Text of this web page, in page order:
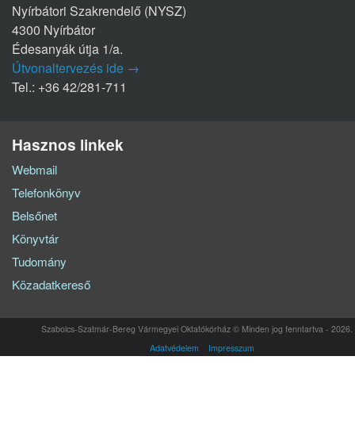
Nyírbátori Szakrendelő (NYSZ)
4300 Nyírbátor
Édesanyák útja 1/a.
Útvonaltervezés ide →
Tel.: +36 42/281-711
Hasznos linkek
Webmail
Telefonkönyv
Belsőnet
Könyvtár
Tudomány
Közadatkereső
Szabolcs-Szatmár-Bereg Vármegyei Oktatókórház © Minden jog fenntartva - 2026.
Adatvédelem
Impresszum